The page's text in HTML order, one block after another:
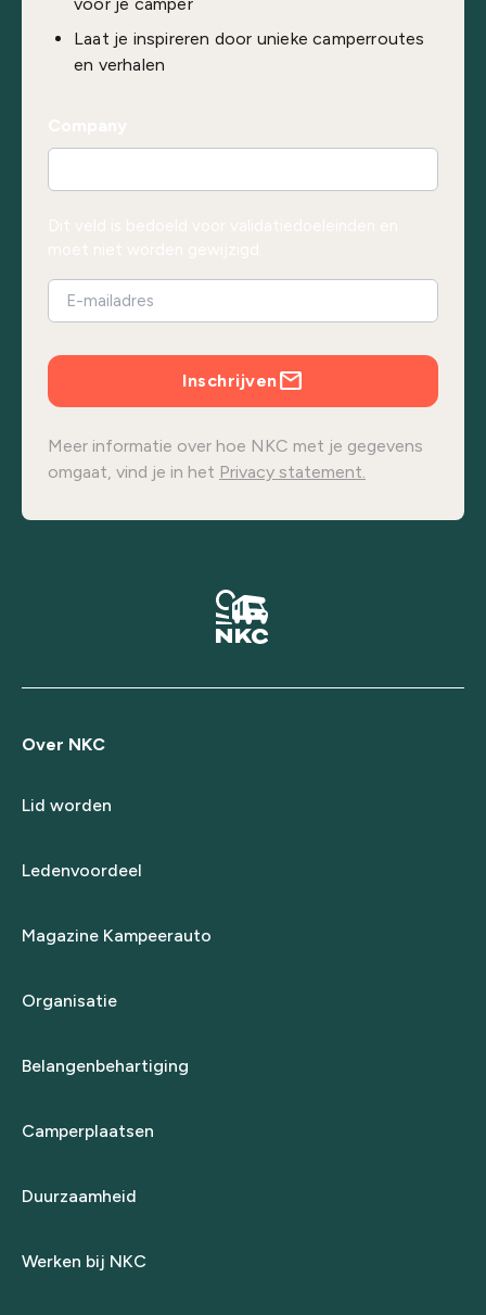
Laat je inspireren door unieke camperroutes
en verhalen
Inschrijven
Meer informatie over hoe NKC met je gegevens
omgaat, vind je in het Privacy statement.
Over NKC
Lid worden
Ledenvoordeel
Magazine Kampeerauto
Organisatie
Belangenbehartiging
Camperplaatsen
Duurzaamheid
Werken bij NKC